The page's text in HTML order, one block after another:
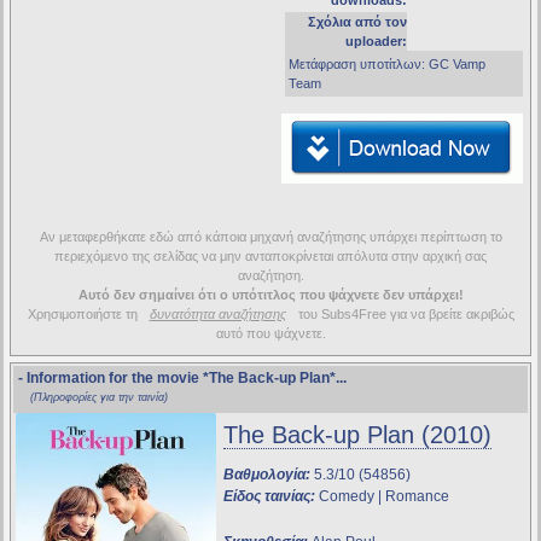
Σχόλια από τον
uploader:
Mετάφραση υποτίτλων: GC Vamp
Team
Αν μεταφερθήκατε εδώ από κάποια μηχανή αναζήτησης υπάρχει περίπτωση το
περιεχόμενο της σελίδας να μην ανταποκρίνεται απόλυτα στην αρχική σας
αναζήτηση.
Αυτό δεν σημαίνει ότι ο υπότιτλος που ψάχνετε δεν υπάρχει!
Χρησιμοποιήστε τη
δυνατότητα αναζήτησης
του Subs4Free για να βρείτε ακριβώς
αυτό που ψάχνετε.
- Information for the movie *The Back-up Plan*...
(Πληροφορίες για την ταινία)
The Back-up Plan (2010)
Βαθμολογία: 5.3/10 (54856)
Είδος ταινίας: Comedy | Romance